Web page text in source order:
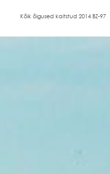
Kõik õigused kaitstud 2014 BZ-97